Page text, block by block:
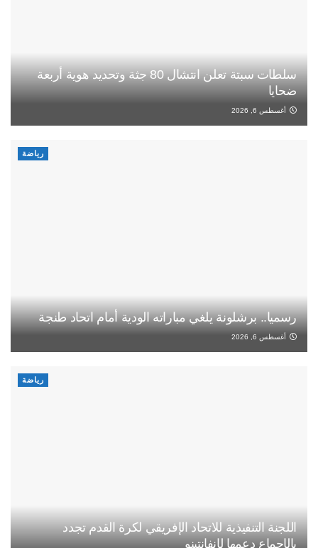
سلطات سبتة تعلن انتشال 80 جثة وتحديد هوية أربعة
ضحايا
أغسطس 6, 2026
رياضة
رسميا.. برشلونة يلغي مباراته الودية أمام اتحاد طنجة
أغسطس 6, 2026
رياضة
اللجنة التنفيذية للاتحاد الإفريقي لكرة القدم تجدد
بالإجماع دعمها لإنفانتينو